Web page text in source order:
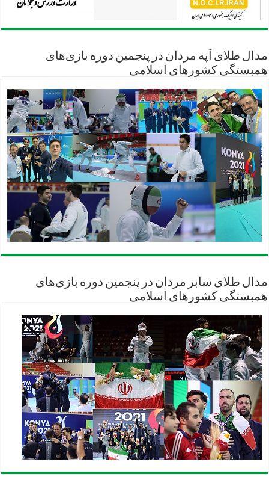
مدال طلای آپه مردان در پنجمین دوره بازی‌های
همبستگی کشورهای اسلامی
مدال طلای سابر مردان در پنجمین دوره بازی‌های
همبستگی کشورهای اسلامی